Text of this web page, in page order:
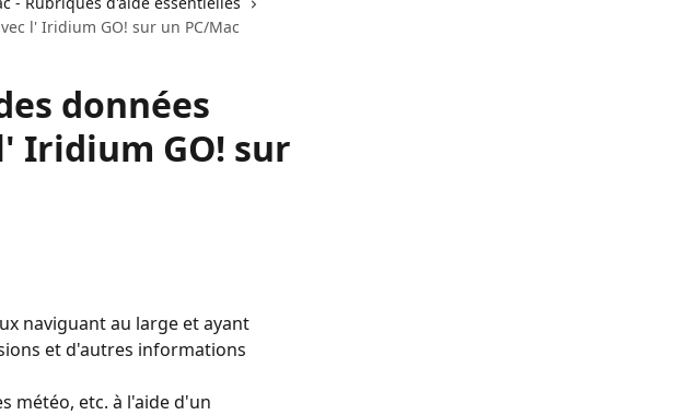
l' Iridium GO! sur un PC/Mac
données
Iridium GO! sur
naviguant au large et ayant
et d'autres informations
météo, etc. à l'aide d'un